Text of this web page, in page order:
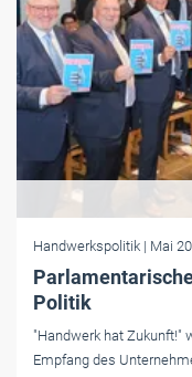
Handwerkspolitik | Mai
Politik
"Handwerk hat Zukunft!"
Empfang des